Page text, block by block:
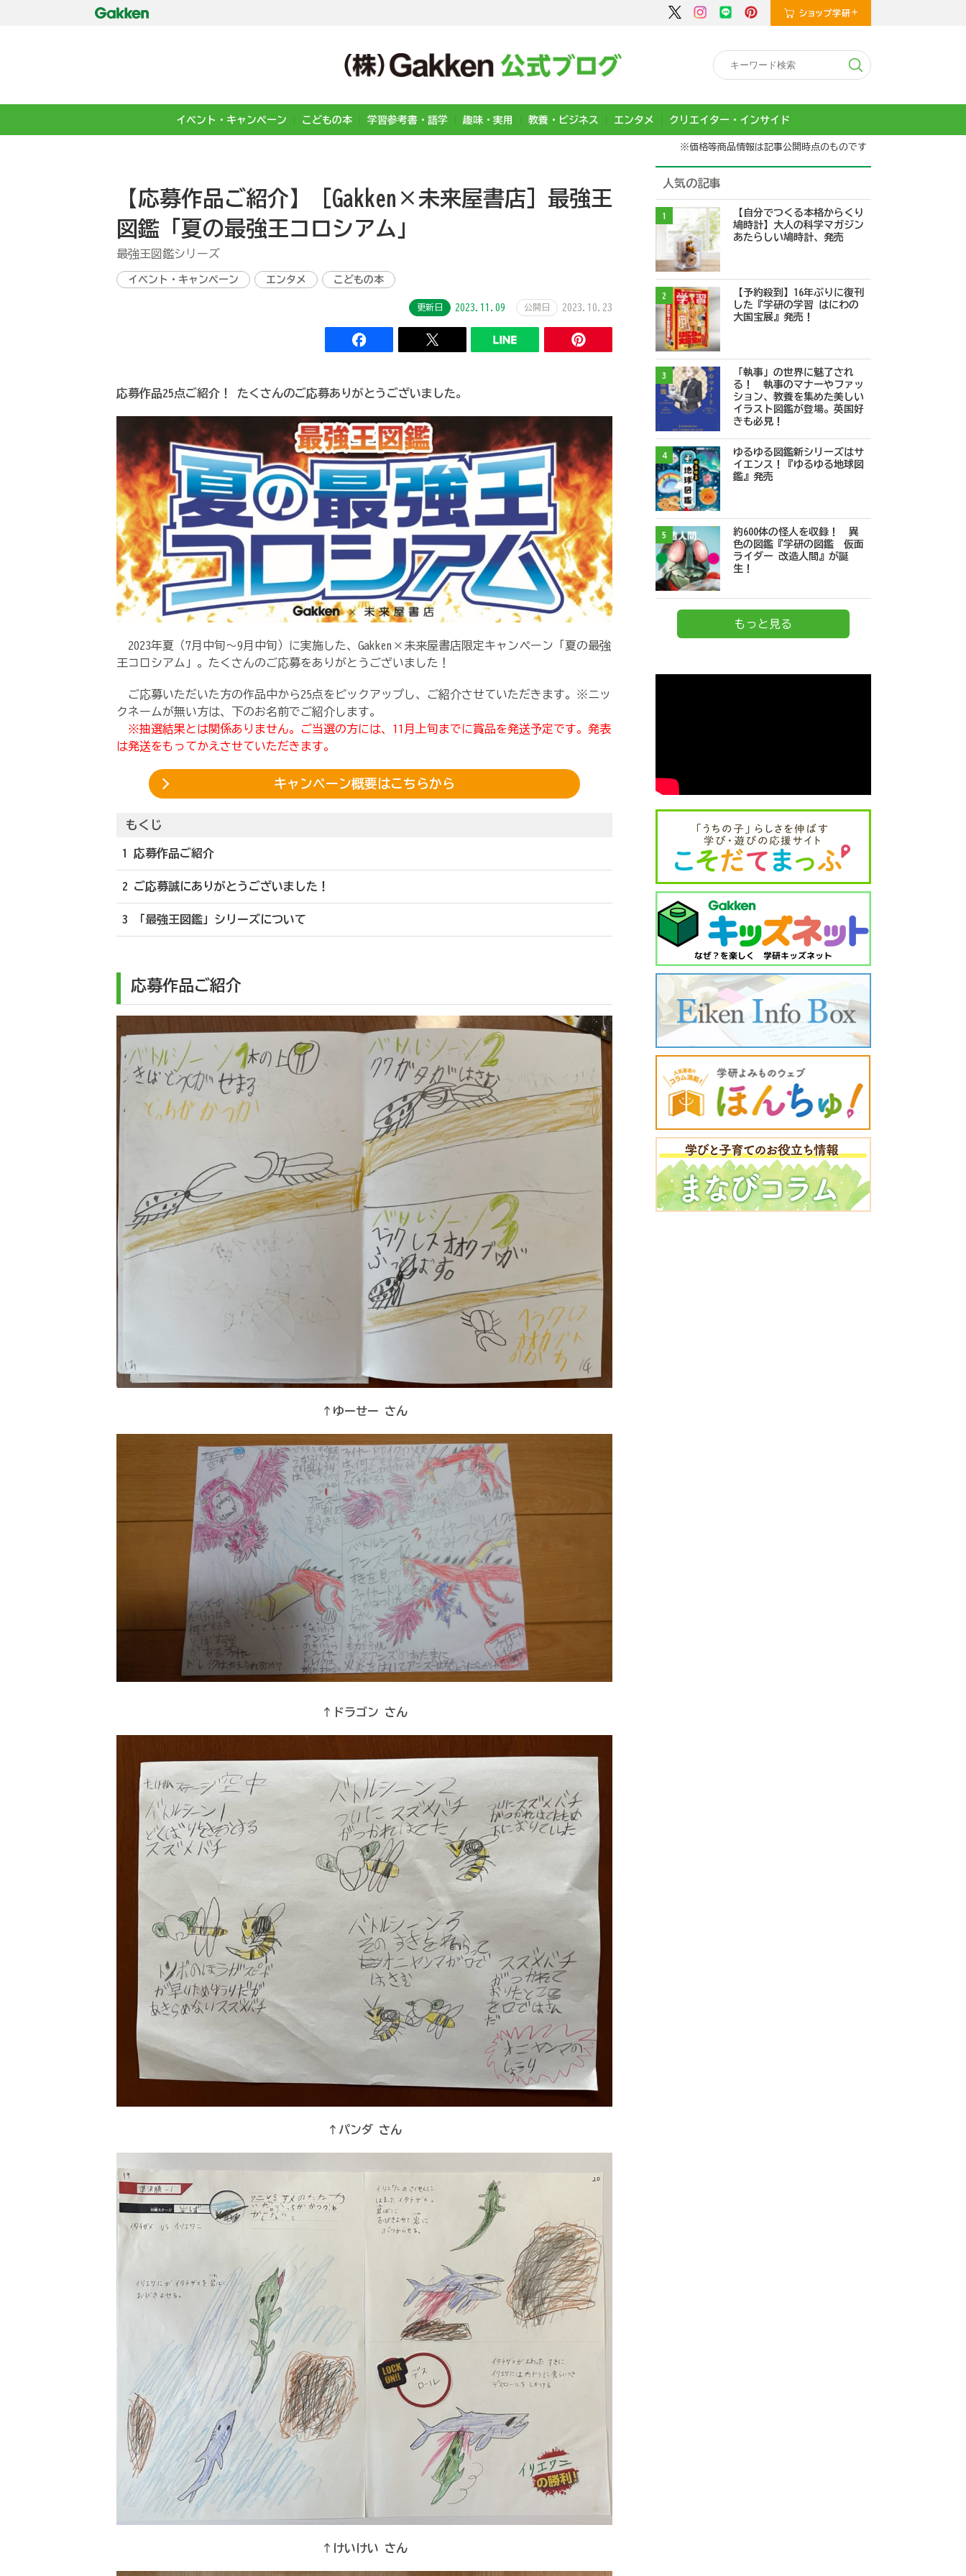
イベント・キャンペーン こどもの本 学習参考書・語学 趣味・実用 教養・ビジネス エンタメ クリエイター・インサイド
※価格等商品情報は記事公開時点のものです
【応募作品ご紹介】［Gakken×未来屋書店］最強王
図鑑「夏の最強王コロシアム」
最強王図鑑シリーズ
イベント・キャンペーン エンタメ こどもの本
更新日 2023.11.09 公開日 2023.10.23
応募作品25点ご紹介！ たくさんのご応募ありがとうございました。
2023年夏（7月中旬～9月中旬）に実施した、Gakken×未来屋書店限定キャンペーン「夏の最強
王コロシアム」。たくさんのご応募をありがとうございました！
ご応募いただいた方の作品中から25点をピックアップし、ご紹介させていただきます。※ニッ
クネームが無い方は、下のお名前でご紹介します。
※抽選結果とは関係ありません。ご当選の方には、11月上旬までに賞品を発送予定です。発表
は発送をもってかえさせていただきます。
キャンペーン概要はこちらから
もくじ
1 応募作品ご紹介
2 ご応募誠にありがとうございました！
3 「最強王図鑑」シリーズについて
応募作品ご紹介
↑ゆーせー さん
↑ドラゴン さん
↑パンダ さん
↑けいけい さん
人気の記事
1
【自分でつくる本格からくり
鳩時計】大人の科学マガジン
あたらしい鳩時計、発売
2
【予約殺到】16年ぶりに復刊
した『学研の学習 はにわの
大国宝展』発売！
3
「執事」の世界に魅了され
る！ 執事のマナーやファッ
ション、教養を集めた美しい
イラスト図鑑が登場。英国好
きも必見！
4
ゆるゆる図鑑新シリーズはサ
イエンス！『ゆるゆる地球図
鑑』発売
5
約600体の怪人を収録！ 異
色の図鑑『学研の図鑑 仮面
ライダー 改造人間』が誕
生！
もっと見る